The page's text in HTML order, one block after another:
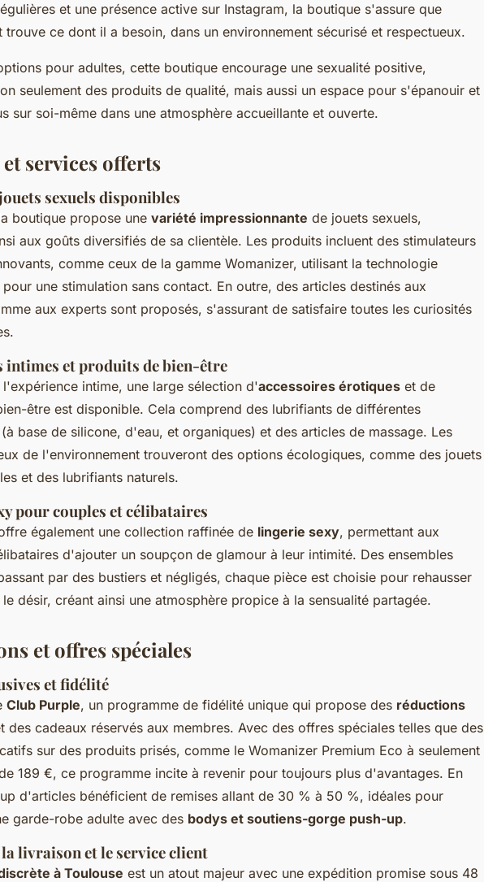
et une présence active sur Instagram, la boutique s'assure que
trouve ce dont il a besoin, dans un environnement sécurisé et respectueux.
pour adultes, cette boutique encourage une sexualité positive,
seulement des produits de qualité, mais aussi un espace pour s'épanouir et
sur soi-même dans une atmosphère accueillante et ouverte.
services offerts
sexuels disponibles
boutique propose une variété impressionnante de jouets sexuels,
aux goûts diversifiés de sa clientèle. Les produits incluent des stimulateurs
comme ceux de la gamme Womanizer, utilisant la technologie
pour une stimulation sans contact. En outre, des articles destinés aux
aux experts sont proposés, s'assurant de satisfaire toutes les curiosités
intimes et produits de bien-être
l'expérience intime, une large sélection d'accessoires érotiques et de
être est disponible. Cela comprend des lubrifiants de différentes
base de silicone, d'eau, et organiques) et des articles de massage. Les
de l'environnement trouveront des options écologiques, comme des jouets
et des lubrifiants naturels.
pour couples et célibataires
également une collection raffinée de lingerie sexy, permettant aux
d'ajouter un soupçon de glamour à leur intimité. Des ensembles
par des bustiers et négligés, chaque pièce est choisie pour rehausser
désir, créant ainsi une atmosphère propice à la sensualité partagée.
et offres spéciales
et fidélité
Club Purple, un programme de fidélité unique qui propose des réductions
des cadeaux réservés aux membres. Avec des offres spéciales telles que des
sur des produits prisés, comme le Womanizer Premium Eco à seulement
189 €, ce programme incite à revenir pour toujours plus d'avantages. En
d'articles bénéficient de remises allant de 30 % à 50 %, idéales pour
garde-robe adulte avec des bodys et soutiens-gorge push-up.
livraison et le service client
à Toulouse est un atout majeur avec une expédition promise sous 48